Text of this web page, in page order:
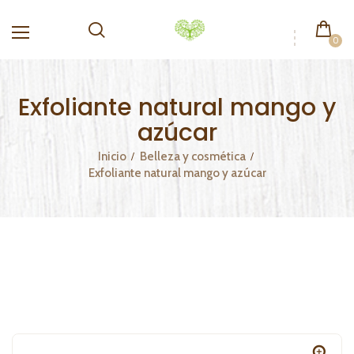
0
Exfoliante natural mango y
azúcar
Inicio
Belleza y cosmética
Exfoliante natural mango y azúcar